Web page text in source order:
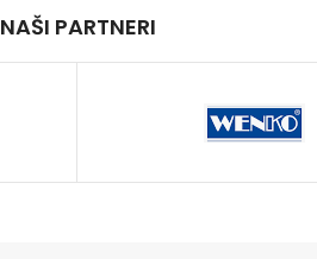
NAŠI PARTNERI